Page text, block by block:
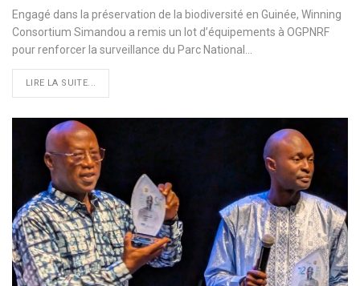
Engagé dans la préservation de la biodiversité en Guinée, Winning
Consortium Simandou a remis un lot d’équipements à OGPNRF
pour renforcer la surveillance du Parc National…
LIRE LA SUITE...